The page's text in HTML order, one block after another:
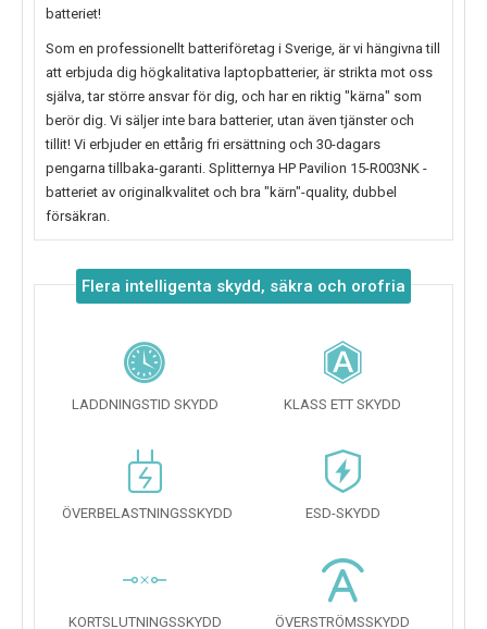
batteriet!
Som en professionellt batteriföretag i Sverige, är vi hängivna till
att erbjuda dig högkalitativa laptopbatterier, är strikta mot oss
själva, tar större ansvar för dig, och har en riktig "kärna" som
berör dig. Vi säljer inte bara batterier, utan även tjänster och
tillit! Vi erbjuder en ettårig fri ersättning och 30-dagars
pengarna tillbaka-garanti. Splitternya HP Pavilion 15-R003NK -
batteriet av originalkvalitet och bra "kärn"-quality, dubbel
försäkran.
Flera intelligenta skydd, säkra och orofria
LADDNINGSTID SKYDD KLASS ETT SKYDD
ÖVERBELASTNINGSSKYDD ESD-SKYDD
KORTSLUTNINGSSKYDD ÖVERSTRÖMSSKYDD